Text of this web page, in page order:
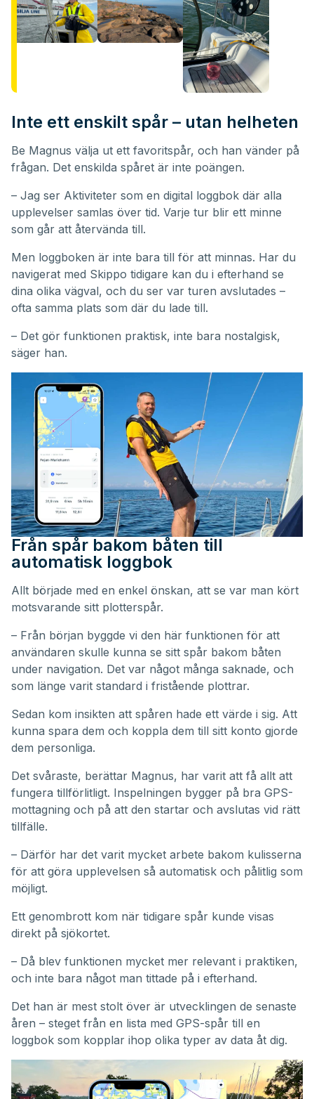
Inte ett enskilt spår – utan helheten
Be Magnus välja ut ett favoritspår, och han vänder på
frågan. Det enskilda spåret är inte poängen.
– Jag ser Aktiviteter som en digital loggbok där alla
upplevelser samlas över tid. Varje tur blir ett minne
som går att återvända till.
Men loggboken är inte bara till för att minnas. Har du
navigerat med Skippo tidigare kan du i efterhand se
dina olika vägval, och du ser var turen avslutades –
ofta samma plats som där du lade till.
– Det gör funktionen praktisk, inte bara nostalgisk,
säger han.
Från spår bakom båten till
automatisk loggbok
Allt började med en enkel önskan, att se var man kört
motsvarande sitt plotterspår.
– Från början byggde vi den här funktionen för att
användaren skulle kunna se sitt spår bakom båten
under navigation. Det var något många saknade, och
som länge varit standard i fristående plottrar.
Sedan kom insikten att spåren hade ett värde i sig. Att
kunna spara dem och koppla dem till sitt konto gjorde
dem personliga.
Det svåraste, berättar Magnus, har varit att få allt att
fungera tillförlitligt. Inspelningen bygger på bra GPS-
mottagning och på att den startar och avslutas vid rätt
tillfälle.
– Därför har det varit mycket arbete bakom kulisserna
för att göra upplevelsen så automatisk och pålitlig som
möjligt.
Ett genombrott kom när tidigare spår kunde visas
direkt på sjökortet.
– Då blev funktionen mycket mer relevant i praktiken,
och inte bara något man tittade på i efterhand.
Det han är mest stolt över är utvecklingen de senaste
åren – steget från en lista med GPS-spår till en
loggbok som kopplar ihop olika typer av data åt dig.